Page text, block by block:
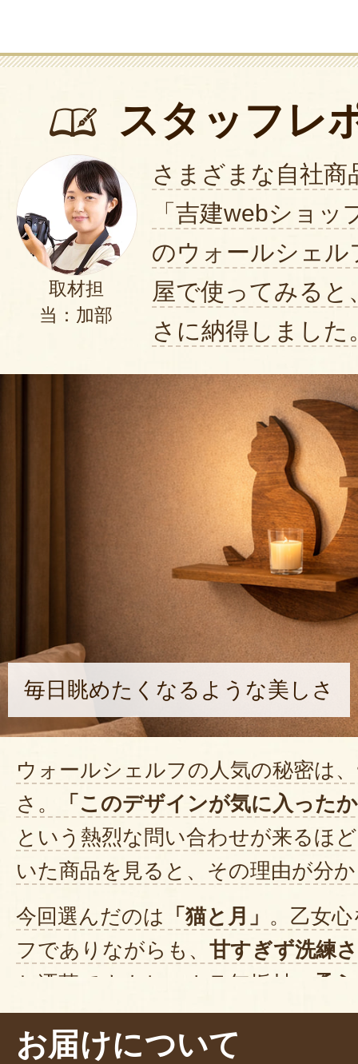
スタッフレ
取材担
当：加部
さまざまな自社商
「吉建webショッ
のウォールシェル
屋で使ってみると
さに納得しました
毎日眺めたくなるような美しさ
ウォールシェルフの人気の秘密は、
さ。
「このデザインが気に入った
という熱烈な問い合わせが来るほ
いた商品を見ると、その理由が分
今回選んだのは 「猫と月」
。乙女
フでありながらも、 甘すぎず洗練
お洒落ですよね。ナラ無垢材の
柔
和みます。壁にかけて、お気に入
ドルやぬいぐるみを飾ると、見慣
お届けについて